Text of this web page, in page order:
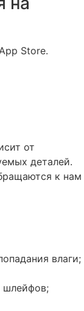
Store.
от
деталей.
к нам
влаги;
шлейфов;